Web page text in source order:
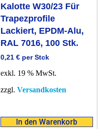
Kalotte W30/23 Für
Trapezprofile
Lackiert, EPDM-Alu,
RAL 7016, 100 Stk.
0,21 € per Stck
exkl. 19 % MwSt.
zzgl. Versandkosten
In den Warenkorb